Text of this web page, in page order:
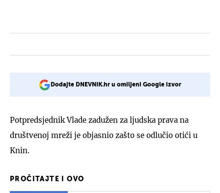
Dodajte DNEVNIK.hr u omiljeni Google izvor
Potpredsjednik Vlade zadužen za ljudska prava na
društvenoj mreži je objasnio zašto se odlučio otići u
Knin.
PROČITAJTE I OVO